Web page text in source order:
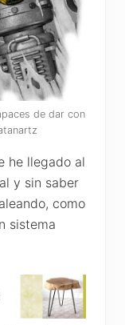
de dar con
he llegado al
y sin saber
como
sistema